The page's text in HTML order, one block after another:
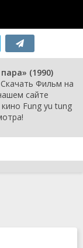
(1990)
Скачать Фильм на
сайте
Fung yu tung